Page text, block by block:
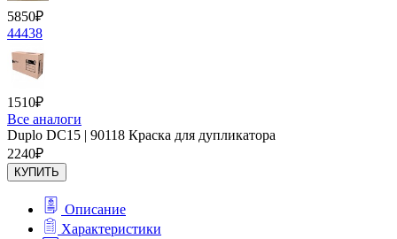
5850₽
44438
1510₽
Все аналоги
Duplo DC15 | 90118 Краска для дупликатора
2240₽
КУПИТЬ
Описание
Характеристики